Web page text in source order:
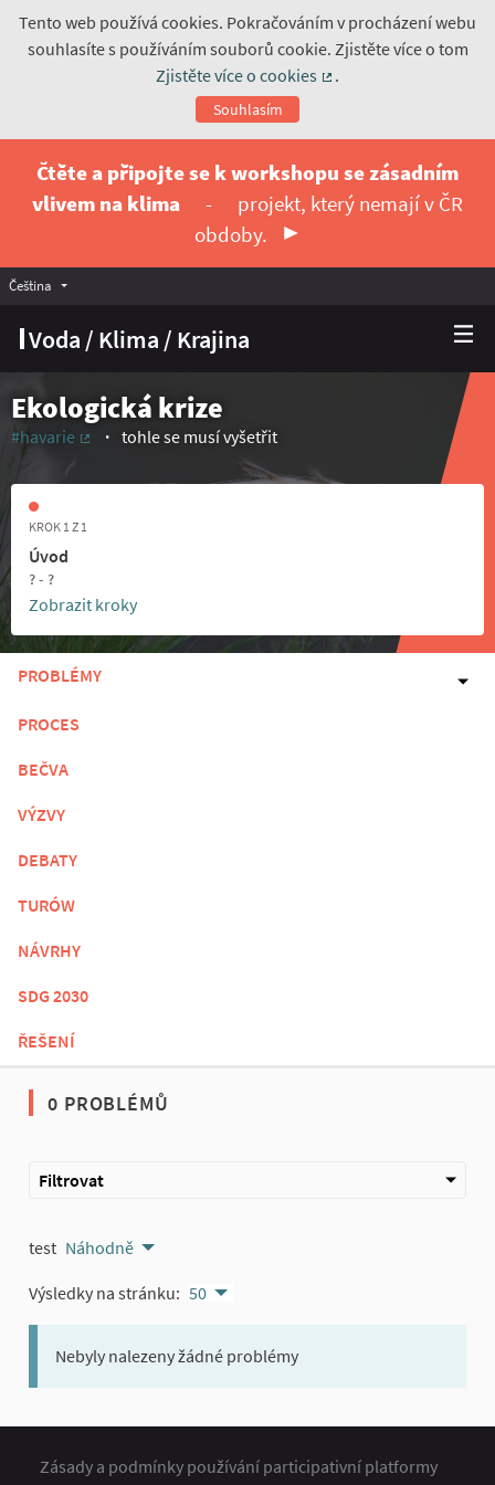
Tento web používá cookies. Pokračováním v procházení webu
souhlasíte s používáním souborů cookie. Zjistěte více o tom
Zjistěte více o cookies
.
Souhlasím
Čtěte a připojte se k workshopu se zásadním
vlivem na klima
-
projekt, který nemají v ČR
obdoby.
Voda / Klima / Krajina
Čeština Vyberte jazyk
Ekologická krize
#havarie
tohle se musí vyšetřit
KROK 1 Z 1
Úvod
? - ?
Zobrazit kroky
PROBLÉMY
PROCES
BEČVA
VÝZVY
DEBATY
TURÓW
NÁVRHY
SDG 2030
ŘEŠENÍ
0 PROBLÉMŮ
Filtrovat
test Náhodně
Výsledky na stránku: 50
Nebyly nalezeny žádné problémy
Zásady a podmínky používání participativní platformy